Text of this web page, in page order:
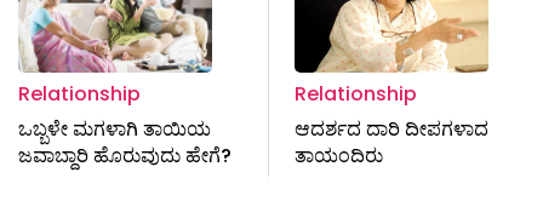
Relationship
ಒಬ್ಬಳೇ ಮಗಳಾಗಿ ತಾಯಿಯ
ಜವಾಬ್ದಾರಿ ಹೊರುವುದು ಹೇಗೆ?
Relationship
ಆದರ್ಶದ ದಾರಿ ದೀಪಗಳಾದ
ತಾಯಂದಿರು